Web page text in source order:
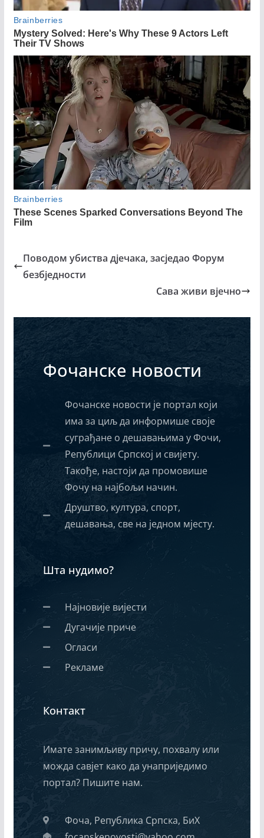
Поводом убиства дјечака, засједао Форум
безбједности
Сава живи вјечно
Фочанске новости
Фочанске новости је портал који
има за циљ да информише своје
суграђане о дешавањима у Фочи,
Републици Српској и свијету.
Такође, настоји да промовише
Фочу на најбољи начин.
Друштво, култура, спорт,
дешавања, све на једном мјесту.
Шта нудимо?
Најновије вијести
Дугачије приче
Огласи
Рекламе
Контакт
Имате занимљиву причу, похвалу или
можда савјет како да унаприједимо
портал? Пишите нам.
Фоча, Република Српска, БиХ